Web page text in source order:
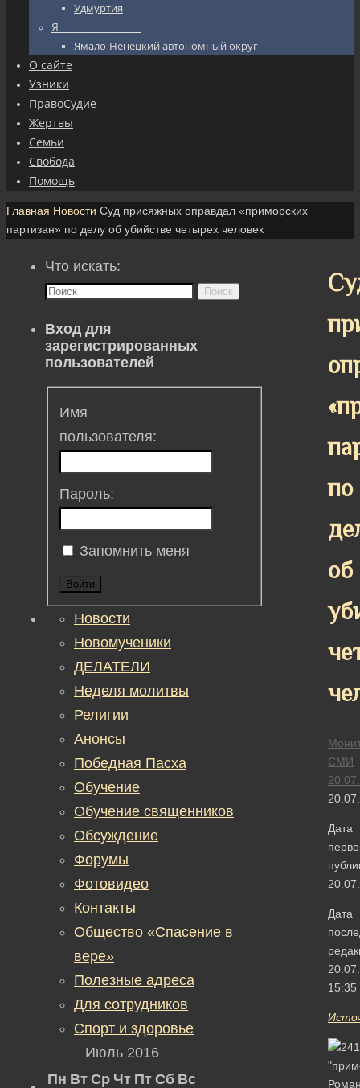
Удмуртия
Я_________________
Ямало-Ненецкий автономный округ
О сайте
Узники
ПравоСудие
Жертвы
Семьи
Свобода
Помощь
Главная Новости Суд присяжных оправдал «приморских
партизан» по делу об убийстве четырех человек
по
об
СМИ
Дата
Дата
15:35
Что искать:
Поиск
Вход для
зарегистрированных
пользователей
Имя
пользователя:
Пароль:
Запомнить меня
Войти
Новости
Новомученики
ДЕЛАТЕЛИ
Неделя молитвы
Религии
Анонсы
Победная Пасха
Обучение
Обучение священников
Обсуждение
Форумы
Фотовидео
Контакты
Общество «Спасение в
вере»
Полезные адреса
Для сотрудников
Спорт и здоровье
Июль 2016
Пн Вт Ср Чт Пт Сб Вс